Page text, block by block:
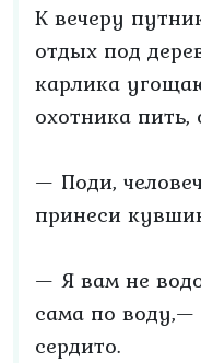
К вечеру
отдых под
карлика
охотника пить,
— Поди,
принеси
— Я вам не
сама по воду,—
сердито.